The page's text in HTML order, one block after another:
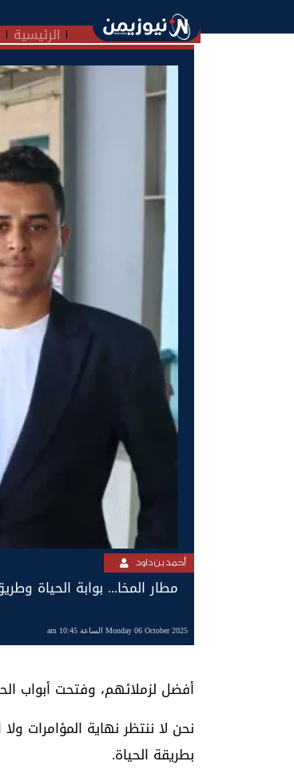
الرئيسية
أحمد بن داود
مطار المخا... بوابة الحياة
Monday 06 October 2025 الساعة 10:45 am
أفضل لزملائهم، وفتحت أبواب
نحن لا ننتظر نهاية المؤامرات
بطريقة الحياة.